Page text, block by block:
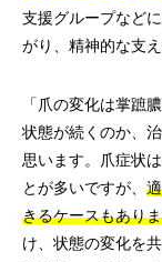
支援グループなど
がり、精神的な支
「爪の変化は掌蹠
状態が続くのか、
思います。爪症状
とが多いですが、
きるケースもあり
け、状態の変化を